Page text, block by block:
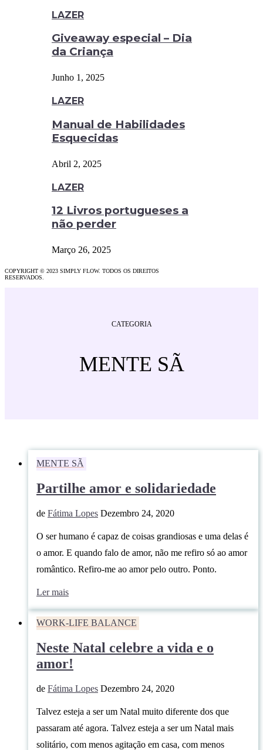
LAZER
Giveaway especial – Dia
da Criança
Junho 1, 2025
LAZER
Manual de Habilidades
Esquecidas
Abril 2, 2025
LAZER
12 Livros portugueses a
não perder
Março 26, 2025
COPYRIGHT © 2023 SIMPLY FLOW. TODOS OS DIREITOS
RESERVADOS.
CATEGORIA
MENTE SÃ
MENTE SÃ
Partilhe amor e solidariedade
de Fátima Lopes Dezembro 24, 2020
O ser humano é capaz de coisas grandiosas e uma delas é
o amor. E quando falo de amor, não me refiro só ao amor
romântico. Refiro-me ao amor pelo outro. Ponto.
Ler mais
WORK-LIFE BALANCE
Neste Natal celebre a vida e o
amor!
de Fátima Lopes Dezembro 24, 2020
Talvez esteja a ser um Natal muito diferente dos que
passaram até agora. Talvez esteja a ser um Natal mais
solitário, com menos agitação em casa, com menos